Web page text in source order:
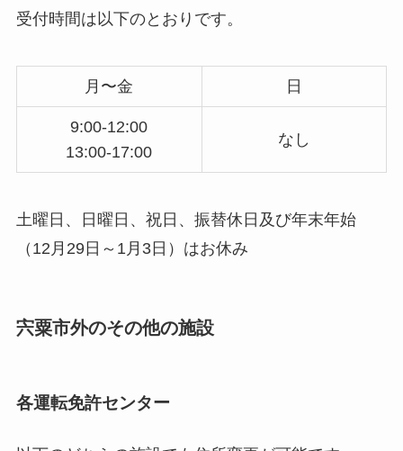
受付時間は以下のとおりです。
月〜金 日
9:00-12:00
13:00-17:00
なし
土曜日、日曜日、祝日、振替休日及び年末年始
（12月29日～1月3日）はお休み
宍粟市外のその他の施設
各運転免許センター